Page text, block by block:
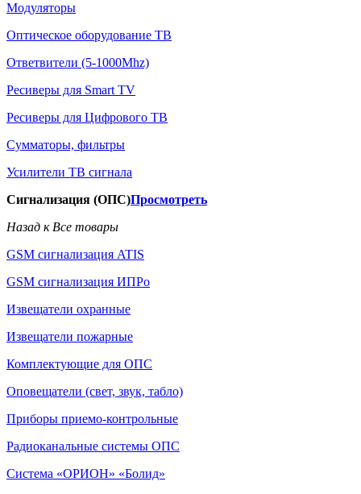
Модуляторы
Оптическое оборудование ТВ
Ответвители (5-1000Mhz)
Ресиверы для Smart TV
Ресиверы для Цифрового ТВ
Сумматоры, фильтры
Усилители ТВ сигнала
Сигнализация (ОПС)Просмотреть
Назад к Все товары
GSM сигнализация ATIS
GSM сигнализация ИПРо
Извещатели охранные
Извещатели пожарные
Комплектующие для ОПС
Оповещатели (свет, звук, табло)
Приборы приемо-контрольные
Радиоканальные системы ОПС
Система «ОРИОН» «Болид»